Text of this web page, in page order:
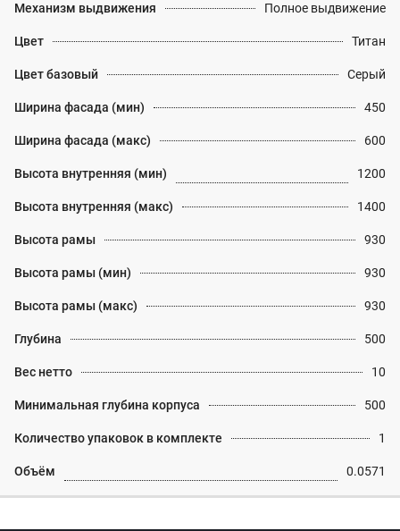
Механизм выдвижения Полное выдвижение
Цвет Титан
Цвет базовый Серый
Ширина фасада (мин) 450
Ширина фасада (макс) 600
Высота внутренняя (мин) 1200
Высота внутренняя (макс) 1400
Высота рамы 930
Высота рамы (мин) 930
Высота рамы (макс) 930
Глубина 500
Вес нетто 10
Минимальная глубина корпуса 500
Количество упаковок в комплекте 1
Объём 0.0571